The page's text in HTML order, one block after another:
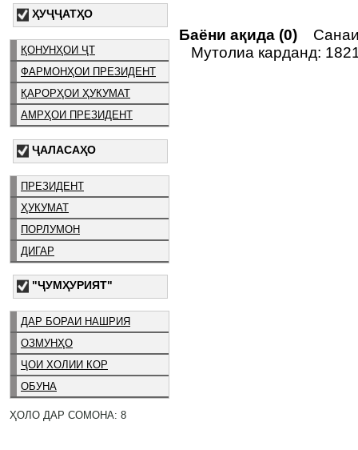
ҲУҶҶАТҲО
ҚОНУНҲОИ ҶТ
ФАРМОНҲОИ ПРЕЗИДЕНТ
ҚАРОРҲОИ ҲУКУМАТ
АМРҲОИ ПРЕЗИДЕНТ
ҶАЛАСАҲО
ПРЕЗИДЕНТ
ҲУКУМАТ
ПОРЛУМОН
ДИГАР
"ҶУМҲУРИЯТ"
ДАР БОРАИ НАШРИЯ
ОЗМУНҲО
ҶОИ ХОЛИИ КОР
ОБУНА
ҲОЛО ДАР СОМОНА: 8
Баёни ақида (0)
Мутолиа карданд: